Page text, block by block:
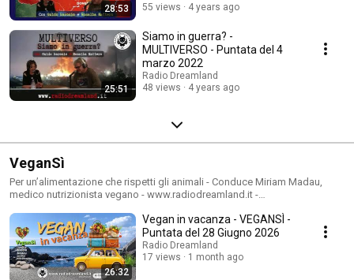
28:53
55 views
4 years ago
25:51
Siamo in guerra? -
MULTIVERSO - Puntata del 4
marzo 2022
Radio Dreamland
48 views
4 years ago
VeganSì
Per un’alimentazione che rispetti gli animali - Conduce Miriam Madau,
medico nutrizionista vegano - www.radiodreamland.it -
le forme di vita con cui condividiamo il pianeta. Trasmissione di
alimentazione per conoscere le proprietà utili dei cibi, come combinarli
nella dieta di tutti i giorni, come seguire una alimentazione consapevole e
avere informazioni su "cosa bolle in pentola, con ricette facili, veloci e da
leccarsi i baffi.
26:32
Vegan in vacanza - VEGANSÌ -
Puntata del 28 Giugno 2026
Radio Dreamland
17 views
1 month ago